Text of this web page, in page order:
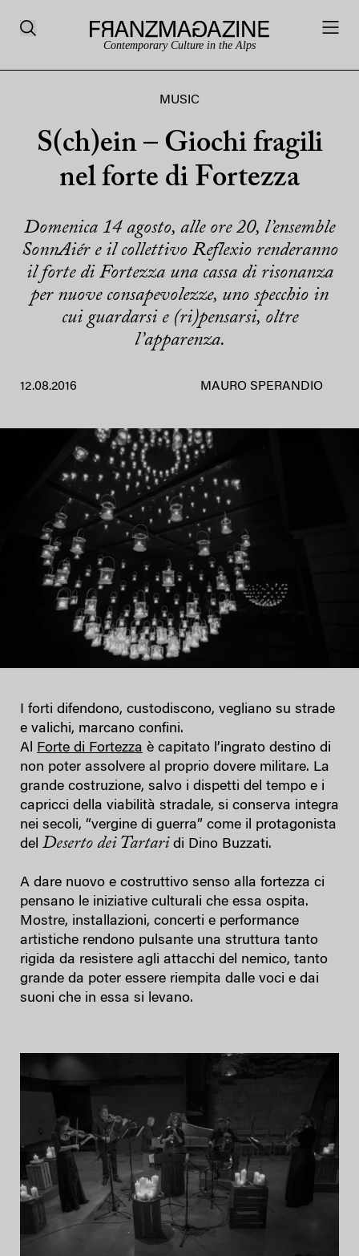
Contemporary Culture in the Alps
MUSIC
S(ch)ein – Giochi fragili
nel forte di Fortezza
Domenica 14 agosto, alle ore 20, l’ensemble
SonnAiér e il collettivo Reflexio renderanno
il forte di Fortezza una cassa di risonanza
per nuove consapevolezze, uno specchio in
cui guardarsi e (ri)pensarsi, oltre
l’apparenza.
12.08.2016 MAURO SPERANDIO
I forti difendono, custodiscono, vegliano su strade
e valichi, marcano confini.
Al Forte di Fortezza è capitato l’ingrato destino di
non poter assolvere al proprio dovere militare. La
grande costruzione, salvo i dispetti del tempo e i
capricci della viabilità stradale, si conserva integra
nei secoli, “vergine di guerra” come il protagonista
del Deserto dei Tartari di Dino Buzzati.
A dare nuovo e costruttivo senso alla fortezza ci
pensano le iniziative culturali che essa ospita.
Mostre, installazioni, concerti e performance
artistiche rendono pulsante una struttura tanto
rigida da resistere agli attacchi del nemico, tanto
grande da poter essere riempita dalle voci e dai
suoni che in essa si levano.